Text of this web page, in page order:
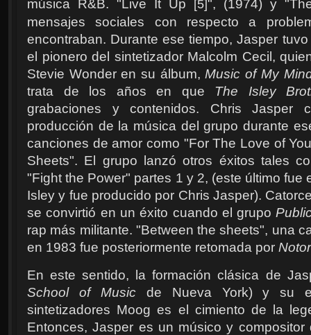
música R&B. "Live It Up
[5]", (1974) y
mensajes sociales con respecto a
encontraban. Durante ese tiempo, Jasper
el pionero del sintetizador Malcolm Cecil,
Stevie Wonder en su álbum,Music of My
trata de los años en que The Isley
grabaciones y contenidos. Chris Jasper
producción de la música del grupo durante
canciones de amor como "For The Love of
Sheets". El grupo lanzó otros éxitos tales
"Fight the Power" partes 1 y 2, (este último fue
Isley y fue producido por Chris Jasper).
se convirtió en un éxito cuando el grupo
rap más militante. "Between the sheets", una
en 1983 fue posteriormente retomada por
En este sentido, la formación clásica de
School of Musicde Nueva York) y su
sintetizadores Moog es el cimiento de la
Entonces, Jasper es un músico y compositor